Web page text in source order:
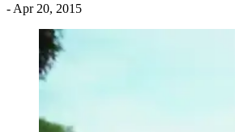
- Apr 20, 2015